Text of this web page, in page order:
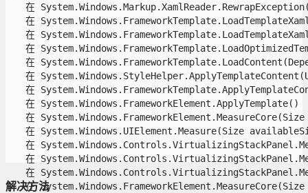
在
在
在
在
在
在
在
   在 System.Windows.FrameworkElement.ApplyTemplate()
在
在 System.Windows.UIElement.Measure(Size
在
在
在
在
解决方法